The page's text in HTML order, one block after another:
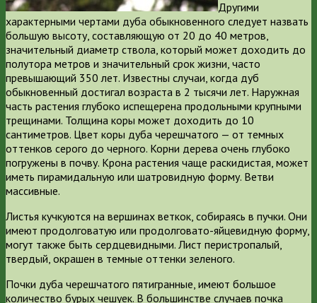
Другими
характерными чертами дуба обыкновенного следует назвать
большую высоту, составляющую от 20 до 40 метров,
значительный диаметр ствола, который может доходить до
полутора метров и значительный срок жизни, часто
превышающий 350 лет. Известны случаи, когда дуб
обыкновенный достигал возраста в 2 тысячи лет. Наружная
часть растения глубоко испещерена продольными крупными
трещинами. Толщина коры может доходить до 10
сантиметров. Цвет коры дуба черешчатого — от темных
оттенков серого до черного. Корни дерева очень глубоко
погружены в почву. Крона растения чаще раскидистая, может
иметь пирамидальную или шатровидную форму. Ветви
массивные.
Листья кучкуются на вершинах веткок, собираясь в пучки. Они
имеют продолговатую или продолговато-яйцевидную форму,
могут также быть сердцевидными. Лист перистропалый,
твердый, окрашен в темные оттенки зеленого.
Почки дуба черешчатого пятигранные, имеют большое
количество бурых чешуек. В большинстве случаев почка